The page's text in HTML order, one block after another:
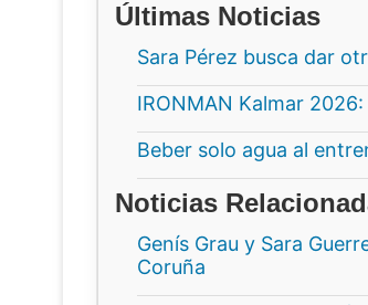
Últimas Noticias
Sara Pérez busca dar
IRONMAN Kalmar
Beber solo agua al
Noticias
Genís Grau y Sara
Coruña